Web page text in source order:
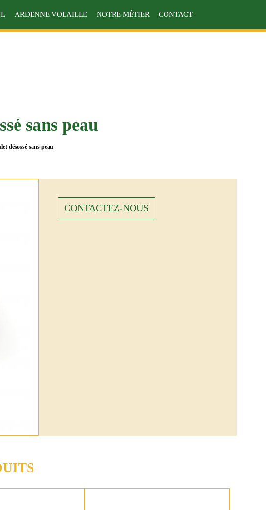
ARDENNE VOLAILLE NOTRE MÉTIER CONTACT
sans peau
désossé sans peau
CONTACTEZ-NOUS